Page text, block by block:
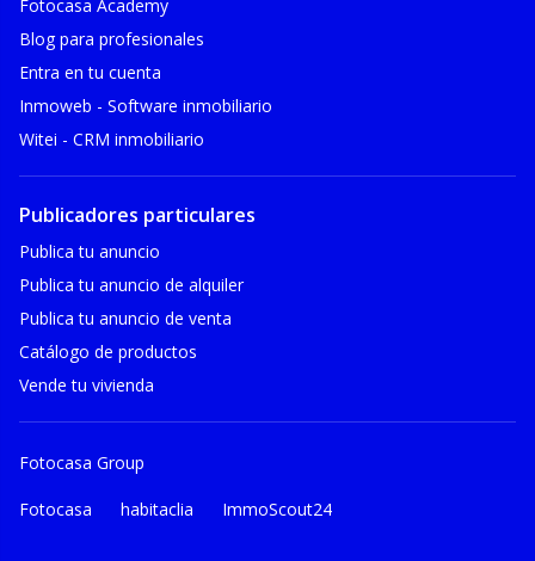
Fotocasa Academy
Blog para profesionales
Entra en tu cuenta
Inmoweb - Software inmobiliario
Witei - CRM inmobiliario
Publicadores particulares
Publica tu anuncio
Publica tu anuncio de alquiler
Publica tu anuncio de venta
Catálogo de productos
Vende tu vivienda
Fotocasa Group
Fotocasa habitaclia ImmoScout24